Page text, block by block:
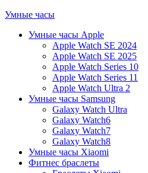
Умные часы
Умные часы Apple
Apple Watch SE 2024
Apple Watch SE 2025
Apple Watch Series 10
Apple Watch Series 11
Apple Watch Ultra 2
Умные часы Samsung
Galaxy Watch Ultra
Galaxy Watch6
Galaxy Watch7
Galaxy Watch8
Умные часы Xiaomi
Фитнес браслеты